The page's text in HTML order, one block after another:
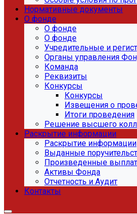
Нормативные документы
О фонде
О фонде
О фонде
Учредительные и
Органы управления
Команда
Реквизиты
Конкурсы
Конкурсы
Извещения о
Итоги проведения
Решение высшего
Раскрытие информации
Раскрытие информации
Выданные
Произведенные
Активы Фонда
Отчетность и Аудит
Контакты